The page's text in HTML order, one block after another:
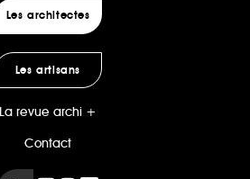
Les architectes
Les artisans
La revue archi +
Contact